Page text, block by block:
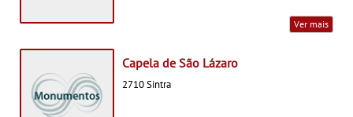
Ver mais
Capela de São Lázaro
2710 Sintra